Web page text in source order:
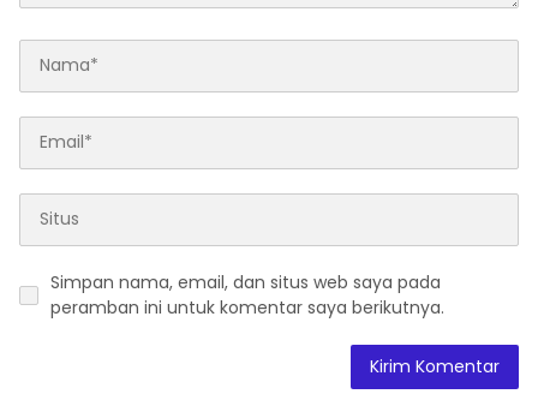
Simpan nama, email, dan situs web saya pada
peramban ini untuk komentar saya berikutnya.